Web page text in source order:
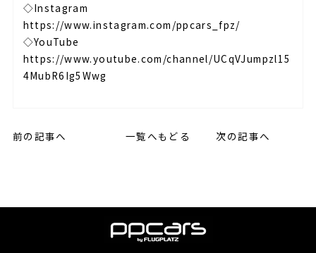
◇Instagram
https://www.instagram.com/ppcars_fpz/
◇YouTube
https://www.youtube.com/channel/UCqVJumpzl15
4MubR6Ig5Wwg
前の記事へ 次の記事へ
一覧へもどる